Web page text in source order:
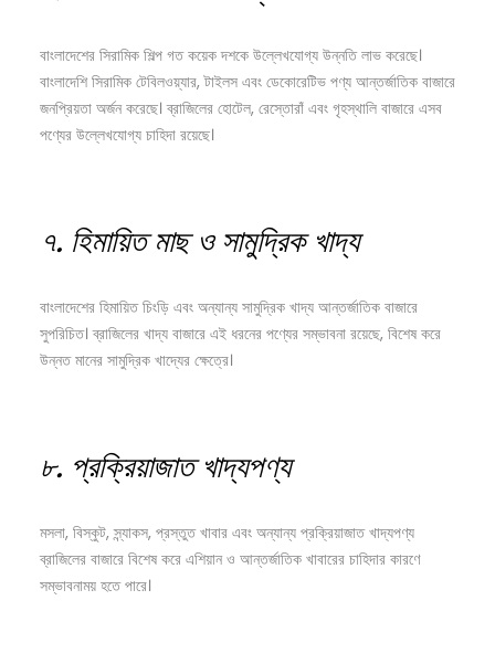
বাংলাদেশের সিরামিক শিল্প গত কয়েক দশকে উল্লেখযোগ্য উন্নতি লাভ করেছে।
বাংলাদেশি সিরামিক টেবিলওয়্যার, টাইলস এবং ডেকোরেটিভ পণ্য আন্তর্জাতিক বাজারে
জনপ্রিয়তা অর্জন করেছে। ব্রাজিলের হোটেল, রেস্তোরাঁ এবং গৃহস্থালি বাজারে এসব
পণ্যের উল্লেখযোগ্য চাহিদা রয়েছে।
৭. হিমায়িতমাছও সামুদ্রিকখাদ্য
বাংলাদেশের হিমায়িত চিংড়ি এবং অন্যান্য সামুদ্রিক খাদ্য আন্তর্জাতিক বাজারে
সুপরিচিত। ব্রাজিলের খাদ্য বাজারে এই ধরনের পণ্যের সম্ভাবনা রয়েছে, বিশেষ করে
উন্নত মানের সামুদ্রিক খাদ্যের ক্ষেত্রে।
৮. প্রক্রিয়াজাতখাদ্যপণ্য
মসলা, বিস্কুট, স্ন্যাকস, প্রস্তুত খাবার এবং অন্যান্য প্রক্রিয়াজাত খাদ্যপণ্য
ব্রাজিলের বাজারে বিশেষ করে এশিয়ান ও আন্তর্জাতিক খাবারের চাহিদার কারণে
সম্ভাবনাময় হতে পারে।